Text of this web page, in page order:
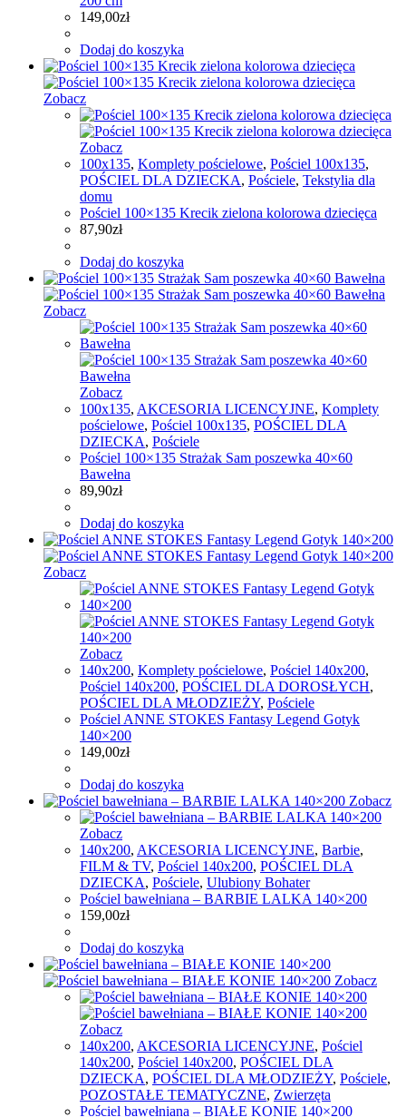
149,00zł
Dodaj do koszyka
Zobacz
Zobacz
100x135, Komplety pościelowe, Pościel 100x135,
POŚCIEL DLA DZIECKA, Pościele, Tekstylia dla
domu
Pościel 100×135 Krecik zielona kolorowa dziecięca
87,90zł
Dodaj do koszyka
Zobacz
Zobacz
100x135, AKCESORIA LICENCYJNE, Komplety
pościelowe, Pościel 100x135, POŚCIEL DLA
DZIECKA, Pościele
Pościel 100×135 Strażak Sam poszewka 40×60
Bawełna
89,90zł
Dodaj do koszyka
Zobacz
Zobacz
140x200, Komplety pościelowe, Pościel 140x200,
Pościel 140x200, POŚCIEL DLA DOROSŁYCH,
POŚCIEL DLA MŁODZIEŻY, Pościele
Pościel ANNE STOKES Fantasy Legend Gotyk
140×200
149,00zł
Dodaj do koszyka
Zobacz
Zobacz
140x200, AKCESORIA LICENCYJNE, Barbie,
FILM & TV, Pościel 140x200, POŚCIEL DLA
DZIECKA, Pościele, Ulubiony Bohater
Pościel bawełniana – BARBIE LALKA 140×200
159,00zł
Dodaj do koszyka
Zobacz
Zobacz
140x200, AKCESORIA LICENCYJNE, Pościel
140x200, Pościel 140x200, POŚCIEL DLA
DZIECKA, POŚCIEL DLA MŁODZIEŻY, Pościele,
POZOSTAŁE TEMATYCZNE, Zwierzęta
Pościel bawełniana – BIAŁE KONIE 140×200